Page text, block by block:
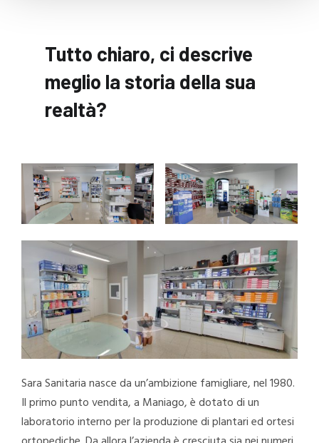
Tutto chiaro, ci descrive
meglio la storia della sua
realtà?
Sara Sanitaria nasce da un’ambizione famigliare, nel 1980.
Il primo punto vendita, a Maniago, è dotato di un
laboratorio interno per la produzione di plantari ed ortesi